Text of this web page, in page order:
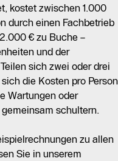
kostet zwischen 1.000
durch einen Fachbetrieb
€ zu Buche –
und der
sich zwei oder drei
die Kosten pro Person
Wartungen oder
schultern.
zu allen
Sie in unserem